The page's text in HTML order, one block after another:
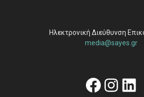
Ηλεκτρονική Διεύθυνση
media@sayes.gr